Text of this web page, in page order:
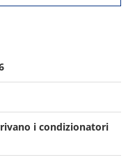
i condizionatori